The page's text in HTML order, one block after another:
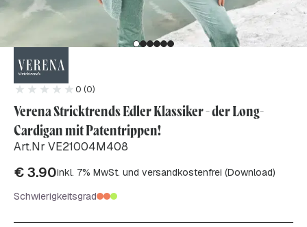
0 (0)
Verena Stricktrends Edler Klassiker - der Long-
Cardigan mit Patentrippen!
Art.Nr VE21004M408
€3.90inkl. 7% MwSt. und versandkostenfrei (Download)
Schwierigkeitsgrad